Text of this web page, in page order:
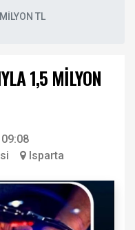
TL
1,5 MİLYON
Isparta